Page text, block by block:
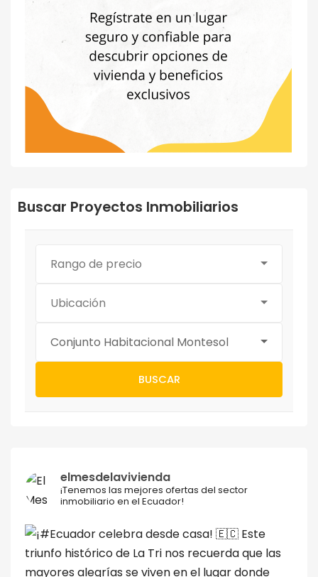
Buscar Proyectos Inmobiliarios
Rango de precio
Ubicación
Conjunto Habitacional Montesol
BUSCAR
elmesdelavivienda
¡Tenemos las mejores ofertas del sector
inmobiliario en el Ecuador!